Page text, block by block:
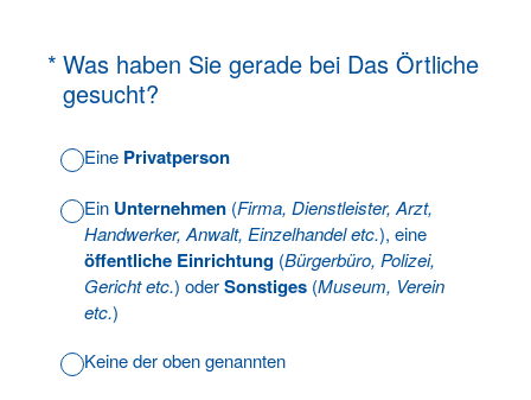
* Was haben Sie gerade bei Das Örtliche
gesucht?
(Erforderlich.)
Eine Privatperson
Ein Unternehmen (Firma, Dienstleister, Arzt,
Handwerker, Anwalt, Einzelhandel etc.), eine
öffentliche Einrichtung (Bürgerbüro, Polizei,
Gericht etc.) oderSonstiges (Museum, Verein
etc.)
Keine der oben genannten